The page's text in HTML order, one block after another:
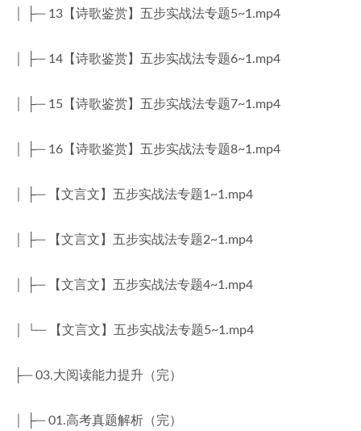
│ ├─ 13【诗歌鉴赏】五步实战法专题5~1.mp4
│ ├─ 14【诗歌鉴赏】五步实战法专题6~1.mp4
│ ├─ 15【诗歌鉴赏】五步实战法专题7~1.mp4
│ ├─ 16【诗歌鉴赏】五步实战法专题8~1.mp4
│ ├─ 【文言文】五步实战法专题1~1.mp4
│ ├─ 【文言文】五步实战法专题2~1.mp4
│ ├─ 【文言文】五步实战法专题4~1.mp4
│ └─ 【文言文】五步实战法专题5~1.mp4
├─ 03.大阅读能力提升（完）
│ ├─ 01.高考真题解析（完）